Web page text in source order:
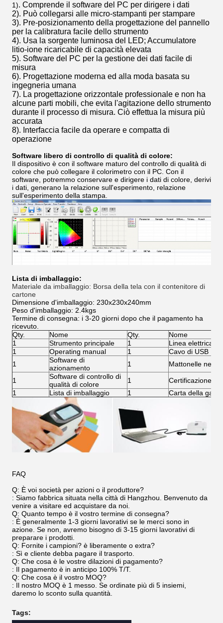
1). Comprende il software del PC per dirigere i dati
2). Può collegarsi alle micro-stampanti per stampare
3). Pre-posizionamento della progettazione del pannello
per la calibratura facile dello strumento
4). Usa la sorgente luminosa del LED; Accumulatore
litio-ione ricaricabile di capacità elevata
5). Software del PC per la gestione dei dati facile di
misura
6). Progettazione moderna ed alla moda basata su
ingegneria umana
7). La progettazione orizzontale professionale e non ha
alcune parti mobili, che evita l'agitazione dello strumento
durante il processo di misura. Ciò effettua la misura più
accurata
8). Interfaccia facile da operare e compatta di
operazione
Software libero di controllo di qualità di colore:
Il dispositivo è con il software maturo del controllo di qualità di
colore che può collegare il colorimetro con il PC. Con il
software, potremmo conservare e dirigere i dati di colore, derivi
i dati, generano la relazione sull'esperimento, relazione
sull'esperimento della stampa.
Lista di imballaggio:
Materiale da imballaggio: Borsa della tela con il contenitore di
cartone
Dimensione d'imballaggio: 230x230x240mm
Peso d'imballaggio: 2.4kgs
Termine di consegna: i 3-20 giorni dopo che il pagamento ha
ricevuto.
Qty.
Nome Qty.
Nome
1
Strumento principale 1
Linea elettrica
1
Operating manual 1
Cavo di USB
1
Software di
azionamento
1 Mattonelle nere/
1
Software di controllo di
qualità di colore
1
Certificazione di
1
Lista di imballaggio 1 Carta della
FAQ
Q: È voi società per azioni o il produttore?
: Siamo fabbrica situata nella città di Hangzhou. Benvenuto da
venire a visitare ed acquistare da noi.
Q: Quanto tempo è il vostro termine di consegna?
: È generalmente 1-3 giorni lavorativi se le merci sono in
azione. Se non, avremo bisogno di 3-15 giorni lavorativi di
preparare i prodotti.
Q: Fornite i campioni? è liberamente o extra?
: Sì e cliente debba pagare il trasporto.
Q: Che cosa è le vostre dilazioni di pagamento?
: Il pagamento è in anticipo 100% T/T.
Q: Che cosa è il vostro MOQ?
: Il nostro MOQ è 1 messo. Se ordinate più di 5 insiemi,
daremo lo sconto sulla quantità.
Tags: